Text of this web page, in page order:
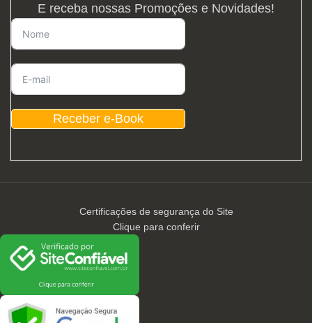
E receba nossas Promoções e Novidades!
Receber e-Book
Certificações de segurança do Site
Clique para conferir